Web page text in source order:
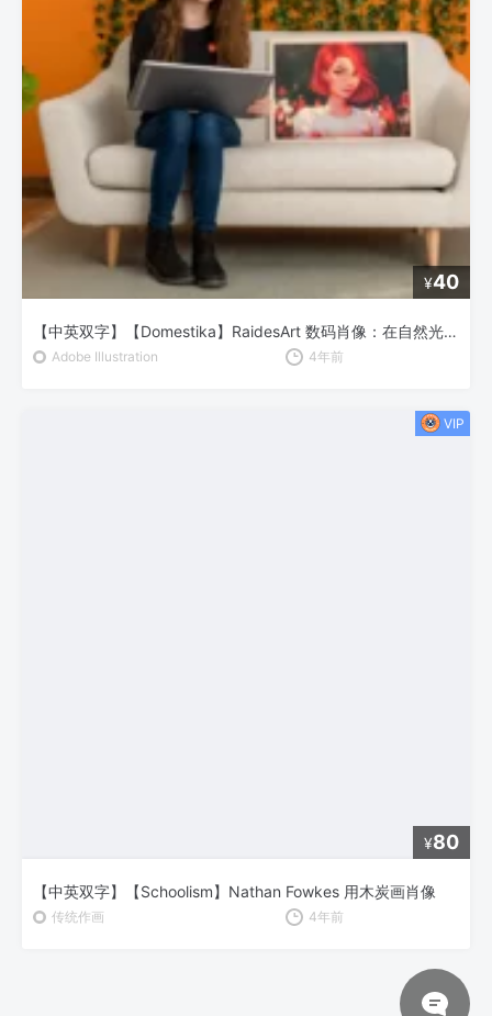
¥40
【中英双字】【Domestika】RaidesArt 数码肖像：在自然光下绘制女性角色
Adobe Illustration 4年前
¥80
【中英双字】【Schoolism】Nathan Fowkes 用木炭画肖像
传统作画 4年前